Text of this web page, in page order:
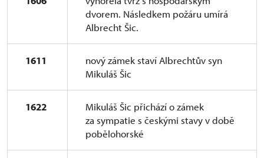
dvorem. Následkem požáru umírá
Albrecht Šic.
1611
nový zámek staví Albrechtův syn
Mikuláš Šic
1622
Mikuláš Šic přichází o zámek
za sympatie s českými stavy v době
pobělohorské